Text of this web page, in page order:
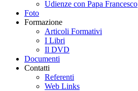
Udienze con Papa Francesco
Foto
Formazione
Articoli Formativi
I Libri
Il DVD
Documenti
Contatti
Referenti
Web Links